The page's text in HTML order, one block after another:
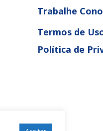
Trabalhe
Termos de
Política de